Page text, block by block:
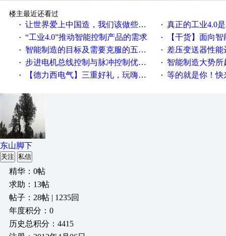
楼主最近还看过
· 让世界爱上中国造，我们该做些什么 · 真正的工业4.0
· “工业4.0”推动智能控制产品的需求 · 【干货】面向
· 智能制造的目标及需要克服的五个障碍 · 差压变送器性能达
· 步进电机总线控制与脉冲控制优缺点 · 智能制造大势所趋
· 【德力西电气】三重好礼，玩嗨夏日！ · 等的就是你！快来
东山脚下
关注 私信
精华：0帖
求助：13帖
帖子：28帖 | 1235回
年度积分：0
历史总积分：4415